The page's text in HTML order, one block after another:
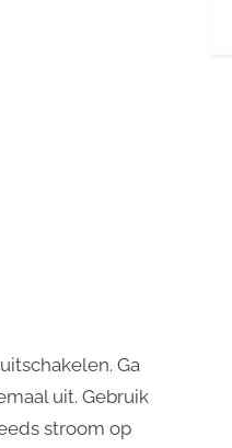
Ga
uit. Gebruik
stroom op